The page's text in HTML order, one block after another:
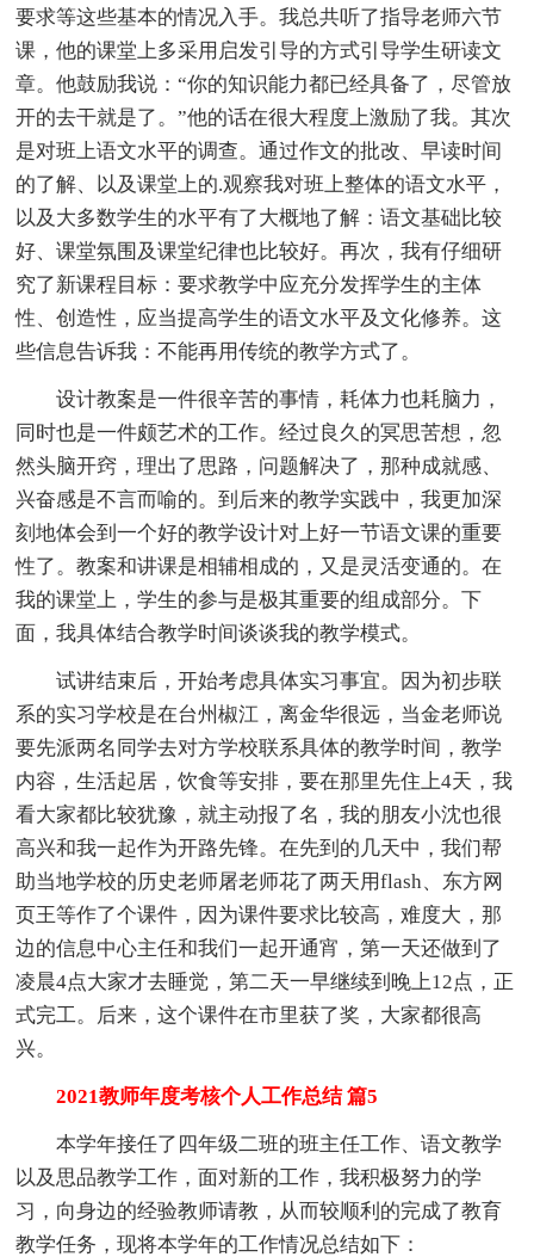
要求等这些基本的情况入手。我总共听了指导老师六节
课，他的课堂上多采用启发引导的方式引导学生研读文
章。他鼓励我说：“你的知识能力都已经具备了，尽管放
开的去干就是了。”他的话在很大程度上激励了我。其次
是对班上语文水平的调查。通过作文的批改、早读时间
的了解、以及课堂上的.观察我对班上整体的语文水平，
以及大多数学生的水平有了大概地了解：语文基础比较
好、课堂氛围及课堂纪律也比较好。再次，我有仔细研
究了新课程目标：要求教学中应充分发挥学生的主体
性、创造性，应当提高学生的语文水平及文化修养。这
些信息告诉我：不能再用传统的教学方式了。
设计教案是一件很辛苦的事情，耗体力也耗脑力，
同时也是一件颇艺术的工作。经过良久的冥思苦想，忽
然头脑开窍，理出了思路，问题解决了，那种成就感、
兴奋感是不言而喻的。到后来的教学实践中，我更加深
刻地体会到一个好的教学设计对上好一节语文课的重要
性了。教案和讲课是相辅相成的，又是灵活变通的。在
我的课堂上，学生的参与是极其重要的组成部分。下
面，我具体结合教学时间谈谈我的教学模式。
试讲结束后，开始考虑具体实习事宜。因为初步联
系的实习学校是在台州椒江，离金华很远，当金老师说
要先派两名同学去对方学校联系具体的教学时间，教学
内容，生活起居，饮食等安排，要在那里先住上4天，我
看大家都比较犹豫，就主动报了名，我的朋友小沈也很
高兴和我一起作为开路先锋。在先到的几天中，我们帮
助当地学校的历史老师屠老师花了两天用flash、东方网
页王等作了个课件，因为课件要求比较高，难度大，那
边的信息中心主任和我们一起开通宵，第一天还做到了
凌晨4点大家才去睡觉，第二天一早继续到晚上12点，正
式完工。后来，这个课件在市里获了奖，大家都很高
兴。
2021教师年度考核个人工作总结 篇5
本学年接任了四年级二班的班主任工作、语文教学
以及思品教学工作，面对新的工作，我积极努力的学
习，向身边的经验教师请教，从而较顺利的完成了教育
教学任务，现将本学年的工作情况总结如下：